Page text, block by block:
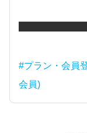
#プラン・会員
会員)